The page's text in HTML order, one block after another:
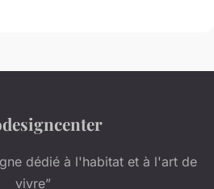
dédié à l'habitat et à l'art de
vivre”